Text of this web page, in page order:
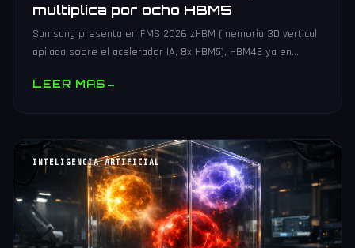
multiplica por ocho HBM5
Samsung presenta en FMS 2026 zHBM (memoria 3D vertical
apilada sobre el acelerador IA, 8x HBM5), HBM4E ya en
LEER MAS→
INTELIGENCIA ARTIFICIAL